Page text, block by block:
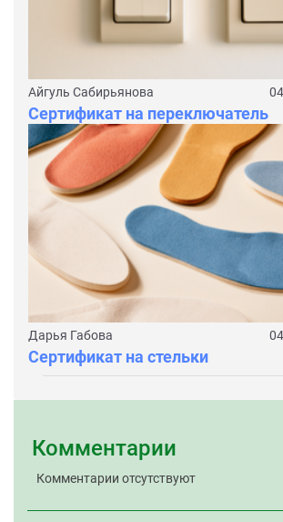
Айгуль Сабирьянова
Сертификат на переключатель
Дарья Габова
Сертификат на стельки
Комментарии
Комментарии отсутствуют